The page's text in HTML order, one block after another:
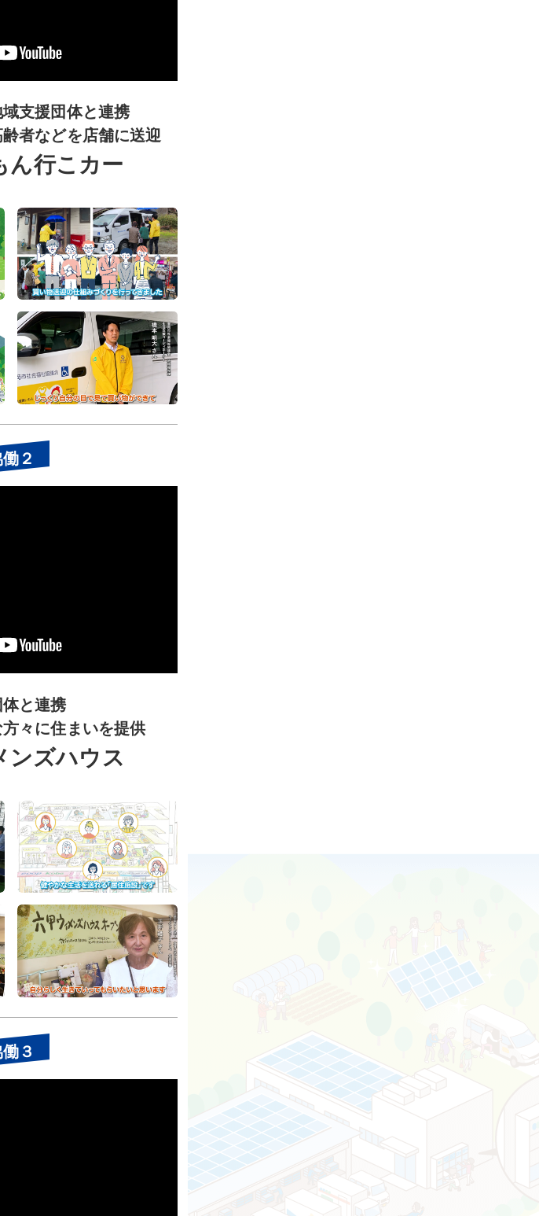
支援団体と連携
者などを店舗に送迎
ん行こカー
と連携
々に住まいを提供
ンズハウス